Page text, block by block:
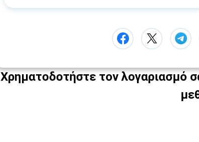
Χρηματοδοτήστε τον λογαριασμό